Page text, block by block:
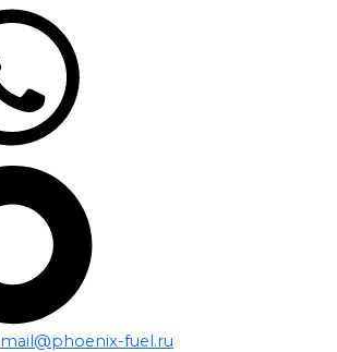
mail@phoenix-fuel.ru